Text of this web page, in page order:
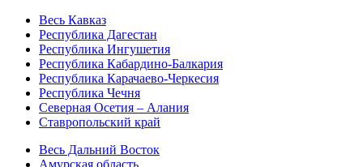
Весь Кавказ
Республика Дагестан
Республика Ингушетия
Республика Кабардино-Балкария
Республика Карачаево-Черкесия
Республика Чечня
Северная Осетия – Алания
Ставропольский край
Весь Дальний Восток
Амурская область